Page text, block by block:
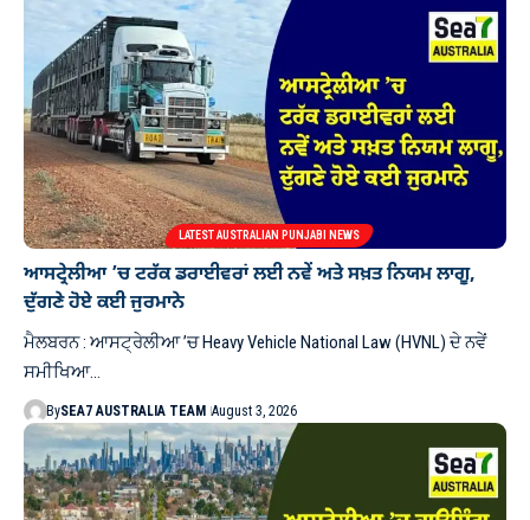
LATEST AUSTRALIAN PUNJABI NEWS
ਆਸਟ੍ਰੇਲੀਆ ’ਚ ਟਰੱਕ ਡਰਾਈਵਰਾਂ ਲਈ ਨਵੇਂ ਅਤੇ ਸਖ਼ਤ ਨਿਯਮ ਲਾਗੂ,
ਦੁੱਗਣੇ ਹੋਏ ਕਈ ਜੁਰਮਾਨੇ
ਮੈਲਬਰਨ : ਆਸਟ੍ਰੇਲੀਆ ’ਚ Heavy Vehicle National Law (HVNL) ਦੇ ਨਵੇਂ
ਸਮੀਖਿਆ…
BySEA7 AUSTRALIA TEAM August 3, 2026